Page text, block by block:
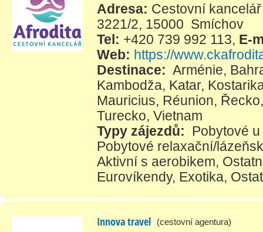
Adresa: Cestovní
3221/2, 15000 Smíchov
Tel: +420 739 992 113, E-
Web: https://
Destinace: Arménie,
Kambodža, Katar,
Mauricius, Réunion, Řecko
Turecko, Vietnam
Typy zájezdů:
Pobytové
Pobytové relaxační/
Aktivní s aerobikem,
Eurovíkendy, Exotika,
Innova travel (cestovní agentura)